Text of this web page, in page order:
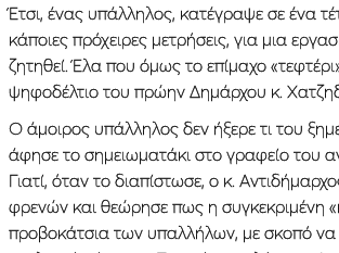
Έτσι, ένας υπάλληλος, κατέγραψε σε ένα
κάποιες πρόχειρες μετρήσεις, για μια
ζητηθεί. Έλα που όμως το επίμαχο
ψηφοδέλτιο του πρώην Δημάρχου κ.
Ο άμοιρος υπάλληλος δεν ήξερε τι του
άφησε το σημειωματάκι στο γραφείο του
Γιατί, όταν το διαπίστωσε, ο κ.
φρενών και θεώρησε πως η συγκεκριμένη
προβοκάτσια των υπαλλήλων, με σκοπό